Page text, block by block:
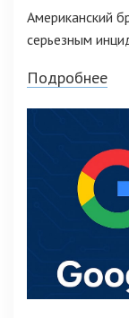
Американский
серьезным
Подробнее